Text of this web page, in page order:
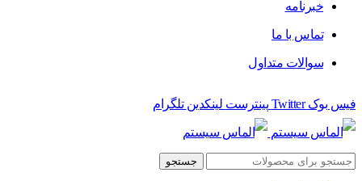
خبرنامه
تماس با ما
سوالات متداول
فیس بوک Twitter پینترست لینکدین تلگرام
جستجو